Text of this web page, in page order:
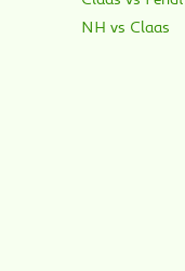
NH vs Claas